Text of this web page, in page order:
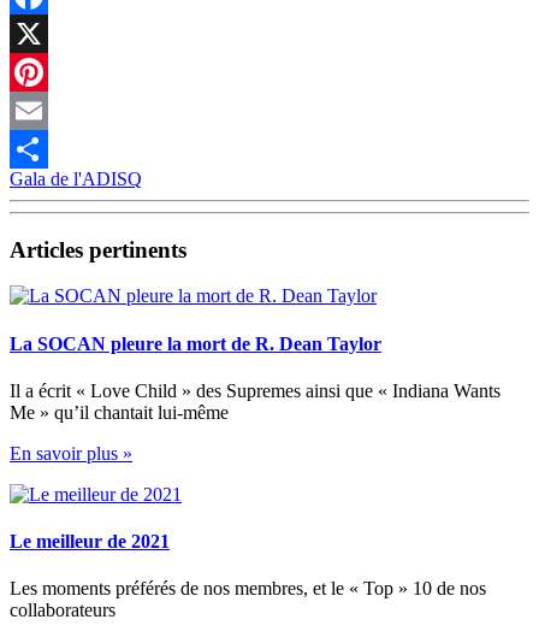
Facebook
X
Pinterest
Email
Partager
Gala de l'ADISQ
Articles pertinents
La SOCAN pleure la mort de R. Dean Taylor
Il a écrit « Love Child » des Supremes ainsi que « Indiana Wants
Me » qu’il chantait lui-même
En savoir plus »
Le meilleur de 2021
Les moments préférés de nos membres, et le « Top » 10 de nos
collaborateurs